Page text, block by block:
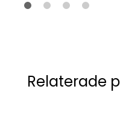
Relaterade